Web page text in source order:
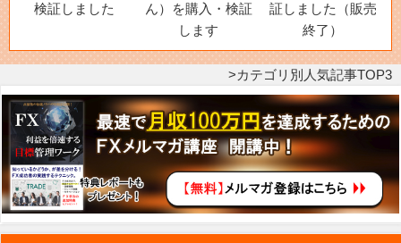
検証しました
ん）を購入・検証
します
証しました（販売
終了）
カテゴリ別人気記事TOP3